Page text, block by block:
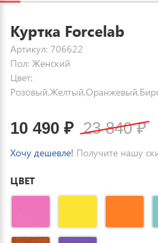
Куртка Forcelab
Артикул: 706622
Пол: Женский
Цвет:
10 490 ₽ 23 840₽
Хочу дешевле! Получите нашу
ЦВЕТ